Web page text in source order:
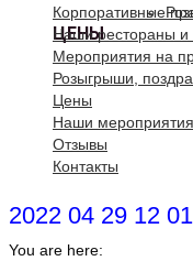
ЦЕНЫ
Корпоративные
Наши рестораны и
Мероприятия на
Розыгрыши,
Цены
Наши мероприятия
Отзывы
Контакты
2022 04 29 12
You are here: